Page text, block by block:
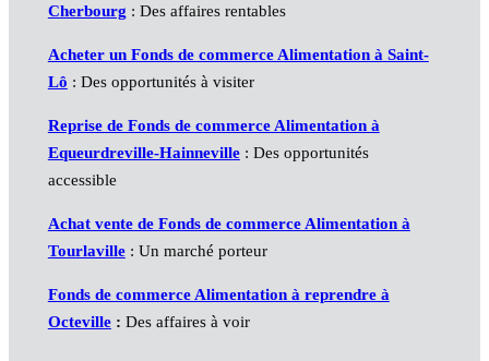
Cherbourg : Des affaires rentables
Acheter un Fonds de commerce Alimentation à Saint-
Lô : Des opportunités à visiter
Reprise de Fonds de commerce Alimentation à
Equeurdreville-Hainneville: Des opportunités
accessible
Achat vente de Fonds de commerce Alimentation à
Tourlaville: Un marché porteur
Fonds de commerce Alimentation à reprendre à
Octeville: Des affaires à voir